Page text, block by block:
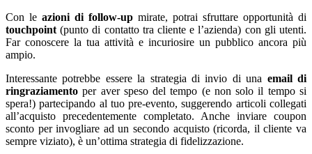
Con le azioni di follow-up mirate, potrai sfruttare opportunità di
touchpoint (punto di contatto tra cliente e l’azienda) con gli utenti.
Far conoscere la tua attività e incuriosire un pubblico ancora più
ampio.
Interessante potrebbe essere la strategia di invio di una email di
ringraziamento per aver speso del tempo (e non solo il tempo si
spera!) partecipando al tuo pre-evento, suggerendo articoli collegati
all’acquisto precedentemente completato. Anche inviare coupon
sconto per invogliare ad un secondo acquisto (ricorda, il cliente va
sempre viziato), è un’ottima strategia di fidelizzazione.